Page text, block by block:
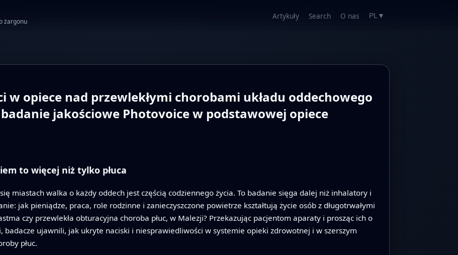
żargonu
Artykuły Search O nas PL ▼
w opiece nad przewlekłymi chorobami układu oddechowego
jakościowe Photovoice w podstawowej opiece
to więcej niż tylko płuca
miastach walka o każdy oddech jest częścią codziennego życia. To badanie sięga dalej niż inhalatory i
jak pieniądze, praca, role rodzinne i zanieczyszczone powietrze kształtują życie osób z długotrwałymi
czy przewlekła obturacyjna choroba płuc, w Malezji? Przekazując pacjentom aparaty i prosząc ich o
badacze ujawnili, jak ukryte naciski i niesprawiedliwości w systemie opieki zdrowotnej i w szerszym
płuc.